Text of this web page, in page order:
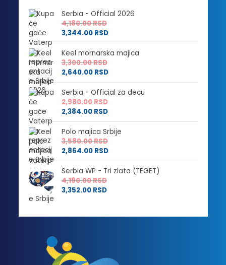
Serbia - Official 2026
4,180.00RSD
3,344.00 RSD
Keel mornarska majica
3,300.00RSD
2,640.00 RSD
Serbia - Official za decu
2,980.00RSD
2,384.00 RSD
Polo majica Srbije
3,580.00RSD
2,864.00 RSD
Serbia WP - Tri zlata (TEGET)
4,190.00RSD
3,352.00 RSD